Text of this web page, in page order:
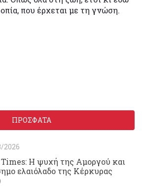
που έρχεται με τη γνώση.
ΠΡΟΣΦΑΤΑ
2026
H ψυχή της Αμοργού και
ελαιόλαδο της Κέρκυρας